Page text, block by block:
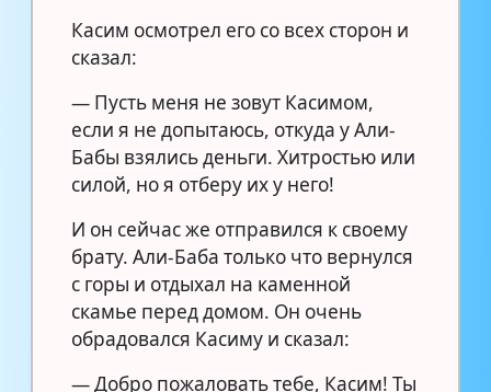
Касим осмотрел его со всех сторон и
сказал:
— Пусть меня не зовут Касимом,
если я не допытаюсь, откуда у Али-
Бабы взялись деньги. Хитростью или
силой, но я отберу их у него!
И он сейчас же отправился к своему
брату. Али-Баба только что вернулся
с горы и отдыхал на каменной
скамье перед домом. Он очень
обрадовался Касиму и сказал:
— Добро пожаловать тебе, Касим! Ты